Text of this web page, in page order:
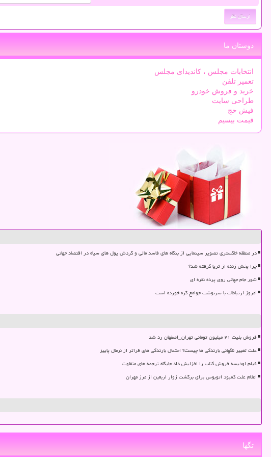
دوستان ما
انتخابات مجلس ، کاندیدای مجلس
تعمیر تلفن
خرید و فروش خودرو
طراحی سایت
فیش حج
قیمت بیسیم
در منطقه خاکستری تصویر سینمایی از بنگاه های فاسد مالی و گردش پول های سیاه در اقتصاد جهانی
چرا پخش زنده از ثریا گرفته شد؟
شور جام جهانی روی پرده نقره ای
امروز ارتباطات با سرنوشت جوامع گره خورده است
فروش بلیت ۲۱ میلیون تومانی تهران_اصفهان رد شد
علت تغییر ناگهانی بارندگی ها چیست؟ احتمال بارندگی های فراتر از نرمال پاییز
فیلم اودیسه فروش کتاب را افزایش داد جایگاه ترجمه های متفاوت
اعلام علت کمبود اتوبوس برای برگشت زوار اربعین از مرز مهران
تگها